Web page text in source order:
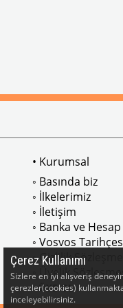
• Kurumsal
◦ Basında biz
◦ İlkelerimiz
◦ İletişim
◦ Banka ve
◦ Vosvos
◦ Gizlilik Sözleşmesi
◦ Üyelik
• ÜYE OL
Çerez Kullanımı
Sizlere en iyi alışveriş
çerezler(cookies)
inceleyebilirsiniz.